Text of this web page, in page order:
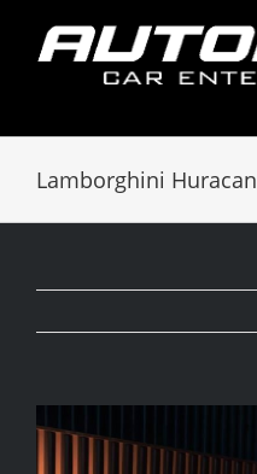
content
Lamborghini Huracan
Larger
Image